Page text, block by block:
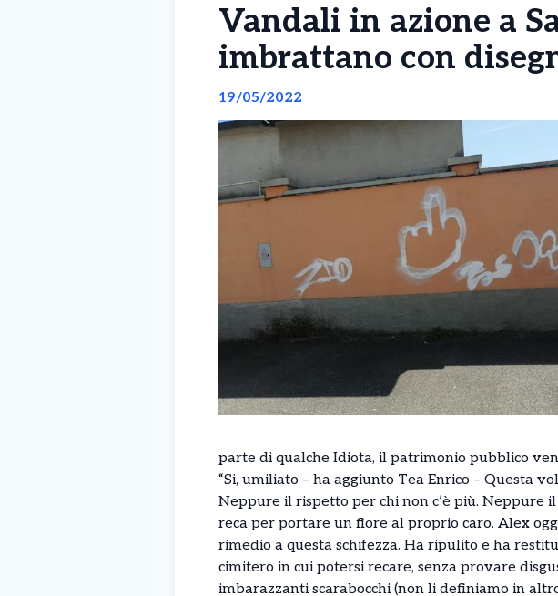
Vandali in azione a
imbrattano con
19/05/2022
parte di qualche Idiota, il patrimonio pubblico
“Si, umiliato – ha aggiunto Tea Enrico – Questa
Neppure il rispetto per chi non c’è più. Neppure
reca per portare un fiore al proprio caro. Alex
rimedio a questa schifezza. Ha ripulito e ha
cimitero in cui potersi recare, senza provare
imbarazzanti scarabocchi (non li definiamo in